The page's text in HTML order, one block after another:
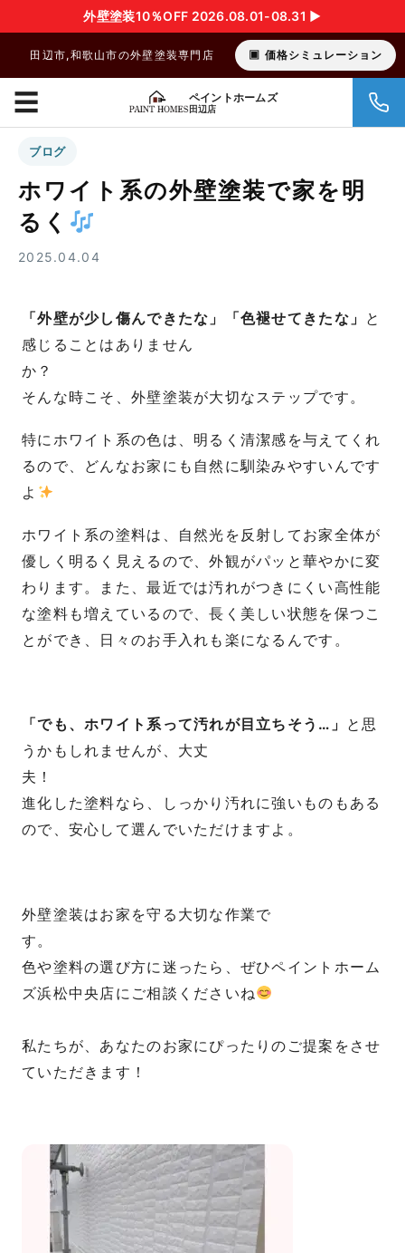
外壁塗装10％OFF 2026.08.01-08.31 ▶︎
田辺市,和歌山市の外壁塗装専門店 価格シミュレーション
ペイントホームズ
田辺店
☰
ブログ
ホワイト系の外壁塗装で家を明
るく
2025.04.04
「外壁が少し傷んできたな」「色褪せてきたな」 と
感じることはありません
か
そんな時こそ、外壁塗装が大切なステップです。
特にホワイト系の色は、明るく清潔感を与えてくれ
るので、どんなお家にも自然に馴染みやすいんです
よ
ホワイト系の塗料は、自然光を反射してお家全体が
優しく明るく見えるので、外観がパッと華やかに変
わります。また、最近では汚れがつきにくい高性能
な塗料も増えているので、長く美しい状態を保つこ
とができ、日々のお手入れも楽になるんです。
「でも、ホワイト系って汚れが目立ちそう…」
と思
うかもしれませんが、大丈
夫
進化した塗料なら、しっかり汚れに強いものもある
ので、安心して選んでいただけますよ。
外壁塗装はお家を守る大切な作業で
色や塗料の選び方に迷ったら、ぜひペイントホーム
ズ浜松中央店にご相談くださいね
私たちが、あなたのお家にぴったりのご提案をさせ
ていただきます！